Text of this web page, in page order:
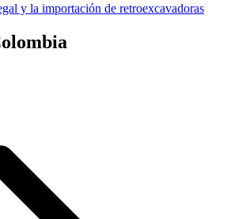
y la importación de retroexcavadoras